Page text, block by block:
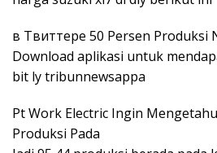
в Твиттере 50 Persen Produksi
Download aplikasi untuk
bit ly tribunnewsappa
Pt Work Electric Ingin
Produksi Pada